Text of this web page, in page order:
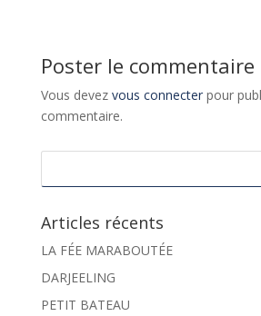
Poster le commentaire
Vous devez vous connecterpour
commentaire.
Articles récents
LA FÉE MARABOUTÉE
DARJEELING
PETIT BATEAU